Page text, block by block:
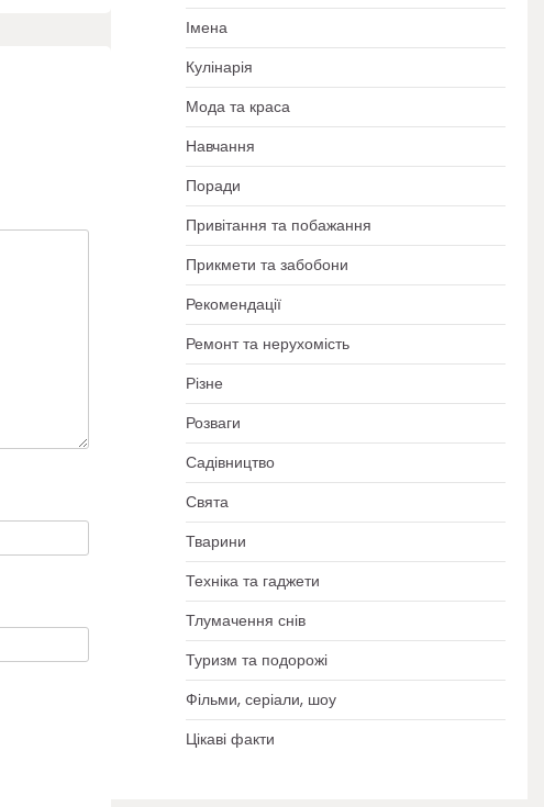
Імена
Кулінарія
Мода та краса
Навчання
Поради
Привітання та побажання
Прикмети та забобони
Рекомендації
Ремонт та нерухомість
Різне
Розваги
Садівництво
Свята
Тварини
Техніка та гаджети
Тлумачення снів
Туризм та подорожі
Фільми, серіали, шоу
Цікаві факти